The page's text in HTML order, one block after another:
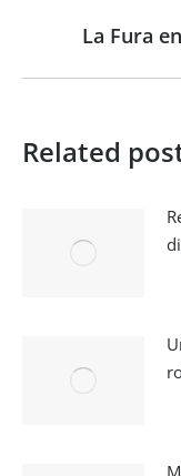
La Fura
Related